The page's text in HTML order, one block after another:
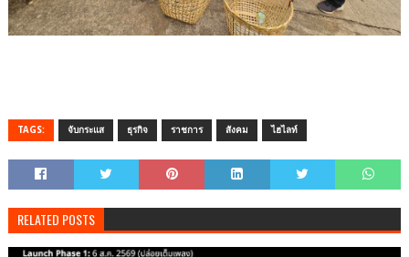
TAGS: จับกระแส ธุรกิจ ราชการ สังคม ไฮไลท์
RELATED POSTS